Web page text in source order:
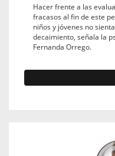
Hacer frente a las
fracasos al fin de este
niños y jóvenes no
decaimiento, señala la
Fernanda Orrego.